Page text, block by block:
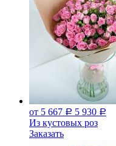
от 5 667 Р 5 930 Р
Из кустовых роз
Заказать